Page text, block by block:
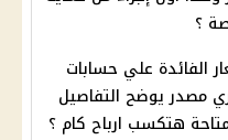
؟
الفائدة علي حسابات
مصدر يوضح التفاصيل
هتكسب ارباح كام ؟